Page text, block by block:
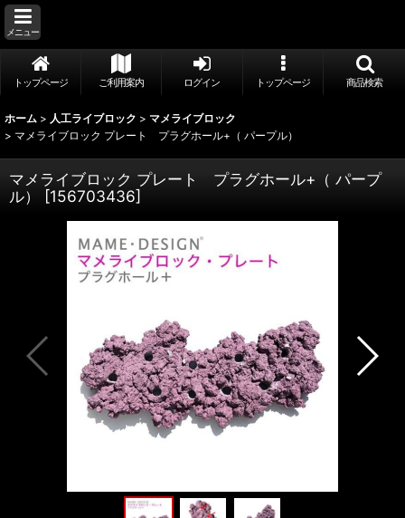
メニュー
トップページ ご利用案内 ログイン トップページ 商品検索
ホーム > 人工ライブロック > マメライブロック
> マメライブロック プレート プラグホール+（ パープル）
マメライブロック プレート プラグホール+（ パープ
ル）
[156703436]